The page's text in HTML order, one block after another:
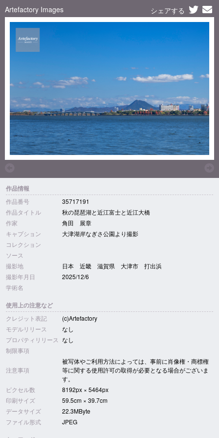
Artefactory Images シェアする
作品情報
作品番号
35717191
作品タイトル
秋の琵琶湖と近江富士と近江大橋
作家
角田 展章
キャプション
大津湖岸なぎさ公園より撮影
コレクション
ソース
撮影地
日本 近畿 滋賀県 大津市 打出浜
撮影年月日
2025/12/6
学術名
使用上の注意など
クレジット表記
(c)Artefactory
モデルリリース
なし
プロパティリリース なし
制限事項
注意事項
被写体やご利用方法によっては、事前に肖像権・商標権
等に関する使用許可の取得が必要となる場合がございま
す。
ピクセル数
8192px × 5464px
印刷サイズ
59.5cm × 39.7cm
データサイズ
22.3MByte
ファイル形式
JPEG